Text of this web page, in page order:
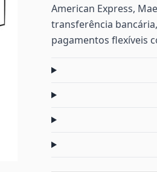
American Express,
transferência
pagamentos flexíveis